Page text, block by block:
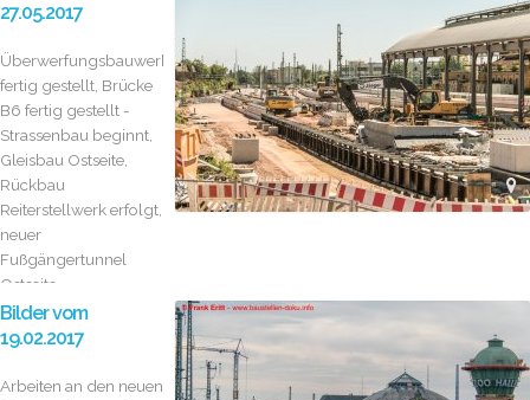
27.05.2017
Überwerfungsbauwerk
fertig gestellt, Brücke
B6 fertig gestellt -
Strassenbau beginnt,
Gleisbau Ostseite,
Rückbau
Reiterstellwerk erfolgt,
neuer
Fußgängertunnel
Ostseite...
Bilder vom
19.02.2017
Arbeiten an den neuen